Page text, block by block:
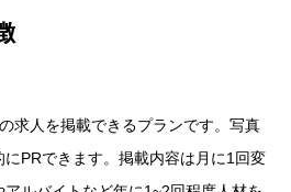
求人を掲載できるプランです。写真
PRできます。掲載内容は月に1回変